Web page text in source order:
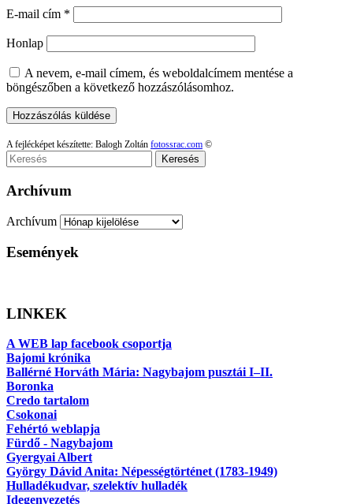
E-mail cím *
Honlap
A nevem, e-mail címem, és weboldalcímem mentése a
böngészőben a következő hozzászólásomhoz.
A fejlécképet készítette: Balogh Zoltán fotossrac.com ©
Keresés
Archívum
Archívum
Események
LINKEK
A WEB lap facebook csoportja
Bajomi krónika
Ballérné Horváth Mária: Nagybajom pusztái I–II.
Boronka
Credo tartalom
Csokonai
Fehértó weblapja
Fürdő - Nagybajom
Gyergyai Albert
György Dávid Anita: Népességtörténet (1783-1949)
Hulladékudvar, szelektív hulladék
Idegenvezetés